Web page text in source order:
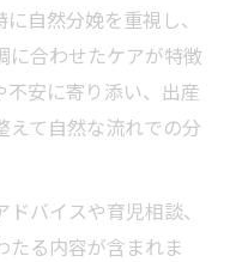
自然分娩を重視し、
に合わせたケアが特徴
安に寄り添い、出産
えて自然な流れでの分
バイスや育児相談、
たる内容が含まれま